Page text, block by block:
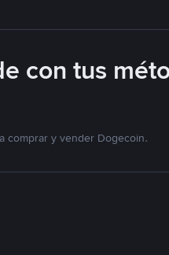
con tus
comprar y vender Dogecoin.